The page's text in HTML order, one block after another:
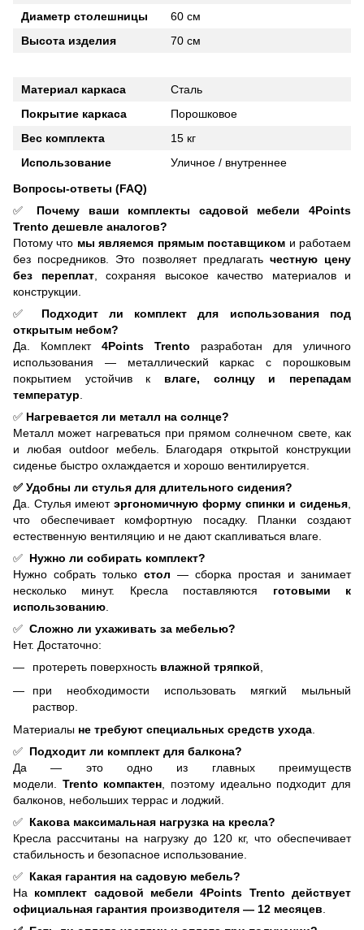
Диаметр столешницы
60 см
Высота изделия
70 см
Материал каркаса
Сталь
Покрытие каркаса
Порошковое
Вес комплекта
15 кг
Использование
Уличное / внутреннее
Вопросы-ответы (FAQ)
✅ Почему ваши комплекты садовой мебели 4Points
Trento дешевле аналогов?
Потому что мы являемся прямым поставщиком и работаем
без посредников. Это позволяет предлагать честную цену
без переплат, сохраняя высокое качество материалов и
конструкции.
✅
Подходит ли комплект для использования под
открытым небом?
Да. Комплект 4Points Trento разработан для уличного
использования — металлический каркас с порошковым
покрытием устойчив к влаге, солнцу и перепадам
температур
✅ Нагревается ли металл на солнце?
Металл может нагреваться при прямом солнечном свете, как
и любая outdoor мебель. Благодаря открытой конструкции
сиденье быстро охлаждается и хорошо вентилируется.
✅ Удобны ли стулья для длительного сидения?
Да. Стулья имеютэргономичную форму спинки и сиденья
что обеспечивает комфортную посадку. Планки создают
естественную вентиляцию и не дают скапливаться влаге.
✅ Нужно ли собирать комплект?
Нужно собрать только стол — сборка простая и занимает
несколько минут. Кресла поставляются готовыми к
использованию
✅ Сложно ли ухаживать за мебелью?
Нет. Достаточно:
протереть поверхность влажной тряпкой
при необходимости использовать мягкий мыльный
раствор.
Материалы не требуют специальных средств ухода
✅ Подходит ли комплект для балкона?
Да — это одно из главных преимуществ
модели. Trento компактен , поэтому идеально подходит для
балконов, небольших террас и лоджий.
✅ Какова максимальная нагрузка на кресла?
Кресла рассчитаны на нагрузку до 120 кг, что обеспечивает
стабильность и безопасное использование.
✅ Какая гарантия на садовую мебель?
На комплект садовой мебели 4Points Trento действует
официальная гарантия производителя — 12 месяцев